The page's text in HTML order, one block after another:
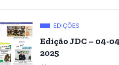
EDIÇÕES
Edição JDC – 04-
2025